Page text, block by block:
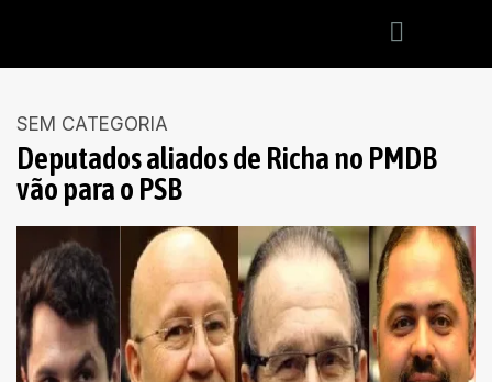
SEM CATEGORIA
Deputados aliados de Richa no PMDB
vão para o PSB